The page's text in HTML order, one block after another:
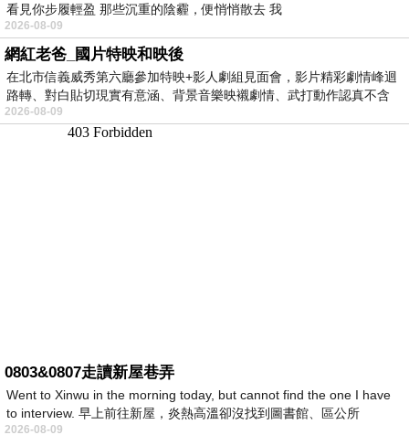
看見你步履輕盈 那些沉重的陰霾，便悄悄散去 我
2026-08-09
網紅老爸_國片特映和映後
在北市信義威秀第六廳參加特映+影人劇組見面會，影片精彩劇情峰迴
路轉、對白貼切現實有意涵、背景音樂映襯劇情、武打動作認真不含
糊、
2026-08-09
0803&0807走讀新屋巷弄
Went to Xinwu in the morning today, but cannot find the one I have
to interview. 早上前往新屋，炎熱高溫卻沒找到圖書館、區公所
2026-08-09